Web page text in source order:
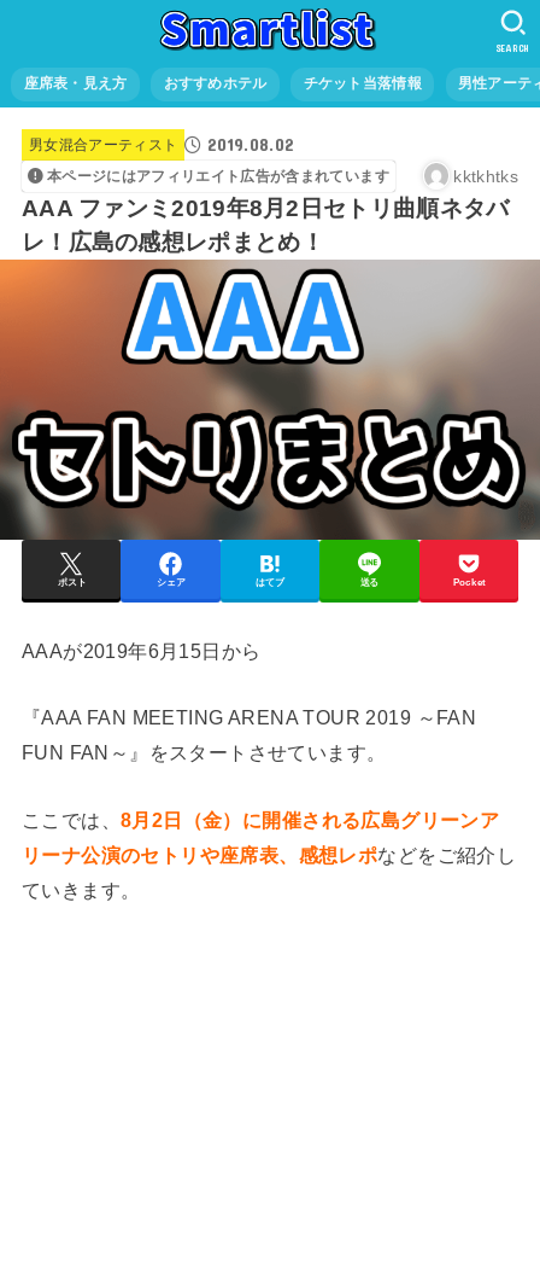
座席表・見え方 おすすめホテル チケット当落情報 男性アーテ
SEARCH
男女混合アーティスト 2019.08.02
本ページにはアフィリエイト広告が含まれています kktkhtks
AAA ファンミ2019年8月2日セトリ曲順ネタバ
レ！広島の感想レポまとめ！
ポスト シェア はてブ 送る Pocket
AAAが2019年6月15日から
『AAA FAN MEETING ARENA TOUR 2019 ～FAN
FUN FAN～』をスタートさせています。
ここでは、 8月2日（金）に開催される広島グリーンア
リーナ公演のセトリや座席表、感想レポなどをご紹介し
ていきます。